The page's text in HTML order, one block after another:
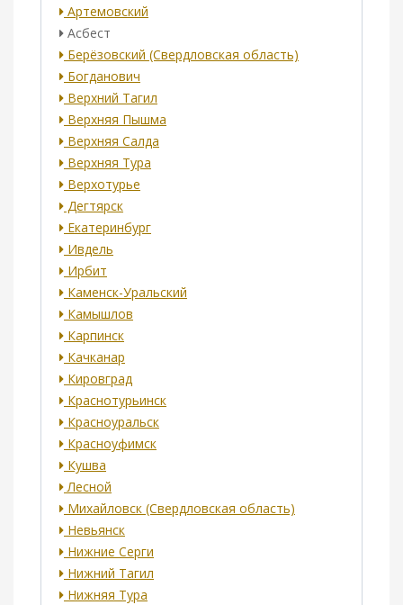
Артемовский
Асбест
Берёзовский (Свердловская область)
Богданович
Верхний Тагил
Верхняя Пышма
Верхняя Салда
Верхняя Тура
Верхотурье
Дегтярск
Екатеринбург
Ивдель
Ирбит
Каменск-Уральский
Камышлов
Карпинск
Качканар
Кировград
Краснотурьинск
Красноуральск
Красноуфимск
Кушва
Лесной
Михайловск (Свердловская область)
Невьянск
Нижние Серги
Нижний Тагил
Нижняя Тура